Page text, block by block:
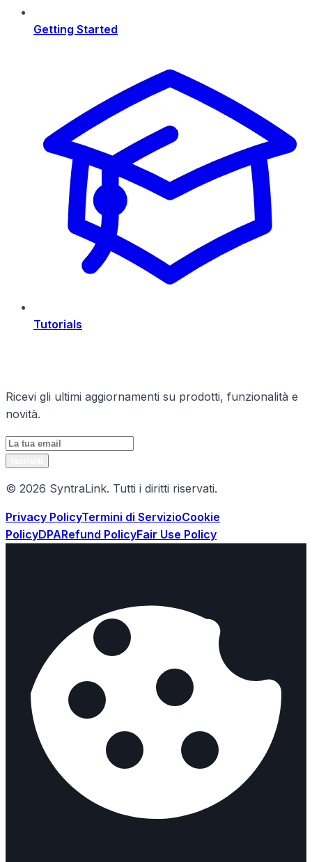
Getting Started
Tutorials
Ricevi gli ultimi aggiornamenti su prodotti, funzionalità e
novità.
© 2026 SyntraLink. Tutti i diritti riservati.
Privacy PolicyTermini di ServizioCookie
PolicyDPARefund PolicyFair Use Policy